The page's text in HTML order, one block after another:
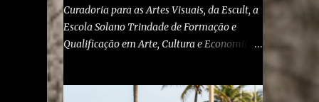
Curadoria para as Artes Visuais, da Escult, a
Escola Solano Trindade de Formação e
Qualificação em Arte, Cultura e Economia
Criativa , do Ministério da Cultura . O curso
gratuito e online é voltado a artistas visuais,
curadores, produtores culturais,